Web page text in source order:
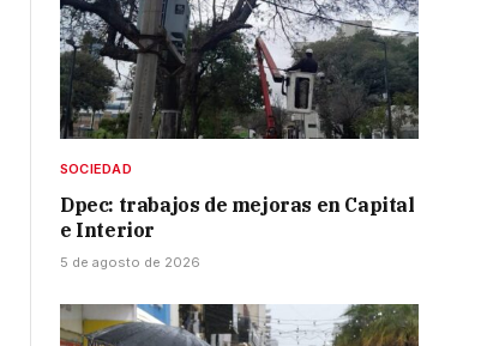
SOCIEDAD
Dpec: trabajos de mejoras en Capital
e Interior
5 de agosto de 2026